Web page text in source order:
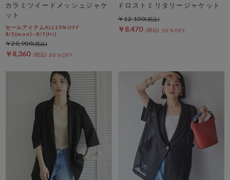
カラミツイードメッシュジャケ
ット
セールアイテムALL10%OFF
8/3(mon)~8/7(fri)
￥8,360 60％OFF
￥20,900
ドロストミリタリージャケット
￥8,470 30％OFF
￥12,100